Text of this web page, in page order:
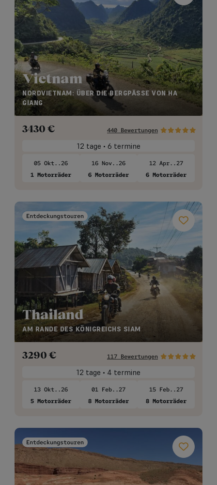
Vietnam
NORDVIETNAM: ÜBER DIE BERGPÄSSE VON HA
GIANG
3430 € 440 Bewertungen
12 tage • 6 termine
05 Okt..26
1 Motorräder
16 Nov..26
6 Motorräder
12 Apr..27
6 Motorräder
Entdeckungstouren
Thailand
AM RANDE DES KÖNIGREICHS SIAM
3290 € 117 Bewertungen
12 tage • 4 termine
13 Okt..26
5 Motorräder
01 Feb..27
8 Motorräder
15 Feb..27
8 Motorräder
Entdeckungstouren